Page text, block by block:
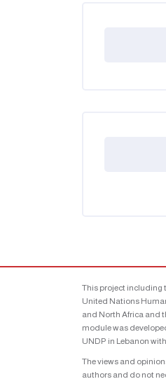
This project including
United Nations
and North Africa and
module was
UNDP in Lebanon
The views and
authors and do not